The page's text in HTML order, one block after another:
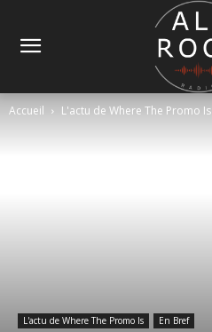
Accueil L'actu de Where The Promo Is
L'actu de Where The Promo Is En Bref